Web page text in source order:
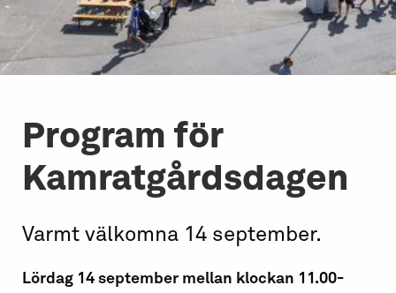
Program för
Kamratgårdsdagen
Varmt välkomna 14 september.
Lördag 14 september mellan klockan 11.00-